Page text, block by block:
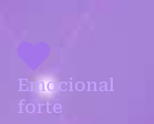
Emocional
forte